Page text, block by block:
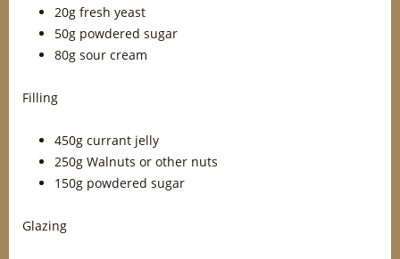
20g fresh yeast
50g powdered sugar
80g sour cream
Filling
450g currant jelly
250g Walnuts or other nuts
150g powdered sugar
Glazing